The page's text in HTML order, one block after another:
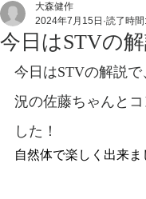
今日はSTVの
大森健作
2024年7月15日 読了時
今日はSTVの解説で
況の佐藤ちゃんと
した！
自然体で楽しく出来